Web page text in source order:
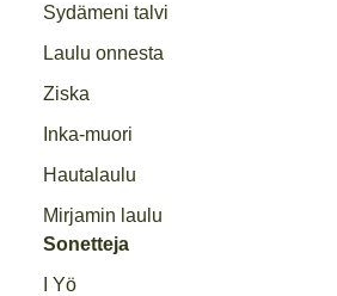
Sydämeni talvi
Laulu onnesta
Ziska
Inka-muori
Hautalaulu
Mirjamin laulu
Sonetteja
I Yö